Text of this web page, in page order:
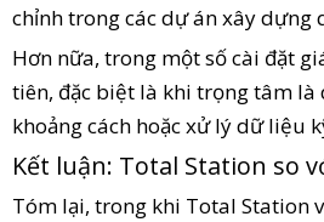
chỉnh trong các dự án xây
Hơn nữa, trong một số cài đặt
tiên, đặc biệt là khi trọng tâm là
khoảng cách hoặc xử lý dữ liệu
Kết luận: Total Station so
Tóm lại, trong khi Total Station